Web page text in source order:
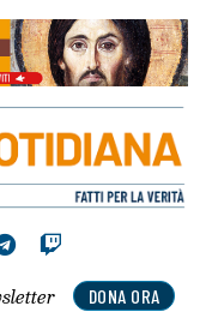
DONA ORA